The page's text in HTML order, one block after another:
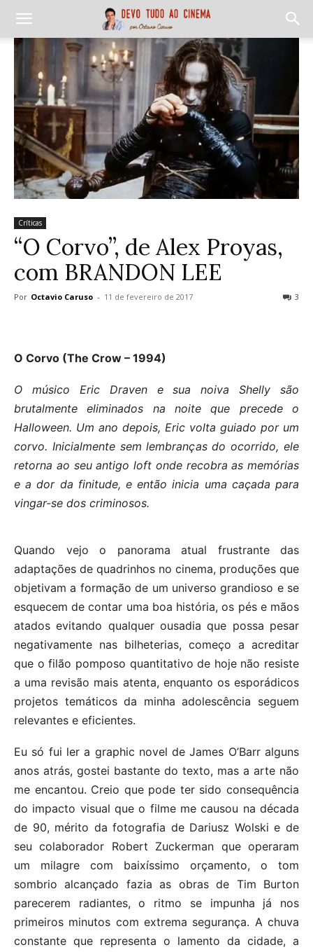
Críticas
“O Corvo”, de Alex Proyas,
com BRANDON LEE
Por Octavio Caruso - 11 de fevereiro de 2017 3
O Corvo (The Crow – 1994)
O músico Eric Draven e sua noiva Shelly são
brutalmente eliminados na noite que precede o
Halloween. Um ano depois, Eric volta guiado por um
corvo. Inicialmente sem lembranças do ocorrido, ele
retorna ao seu antigo loft onde recobra as memórias
e a dor da finitude, e então inicia uma caçada para
vingar-se dos criminosos.
Quando vejo o panorama atual frustrante das
adaptações de quadrinhos no cinema, produções que
objetivam a formação de um universo grandioso e se
esquecem de contar uma boa história, os pés e mãos
atados evitando qualquer ousadia que possa pesar
negativamente nas bilheterias, começo a acreditar
que o filão pomposo quantitativo de hoje não resiste
a uma revisão mais atenta, enquanto os esporádicos
projetos temáticos da minha adolescência seguem
relevantes e eficientes.
Eu só fui ler a graphic novel de James O’Barr alguns
anos atrás, gostei bastante do texto, mas a arte não
me encantou. Creio que pode ter sido consequência
do impacto visual que o filme me causou na década
de 90, mérito da fotografia de Dariusz Wolski e de
seu colaborador Robert Zuckerman que operaram
um milagre com baixíssimo orçamento, o tom
sombrio alcançado fazia as obras de Tim Burton
parecerem radiantes, o ritmo se impunha já nos
primeiros minutos com extrema segurança. A chuva
constante que representa o lamento da cidade, a